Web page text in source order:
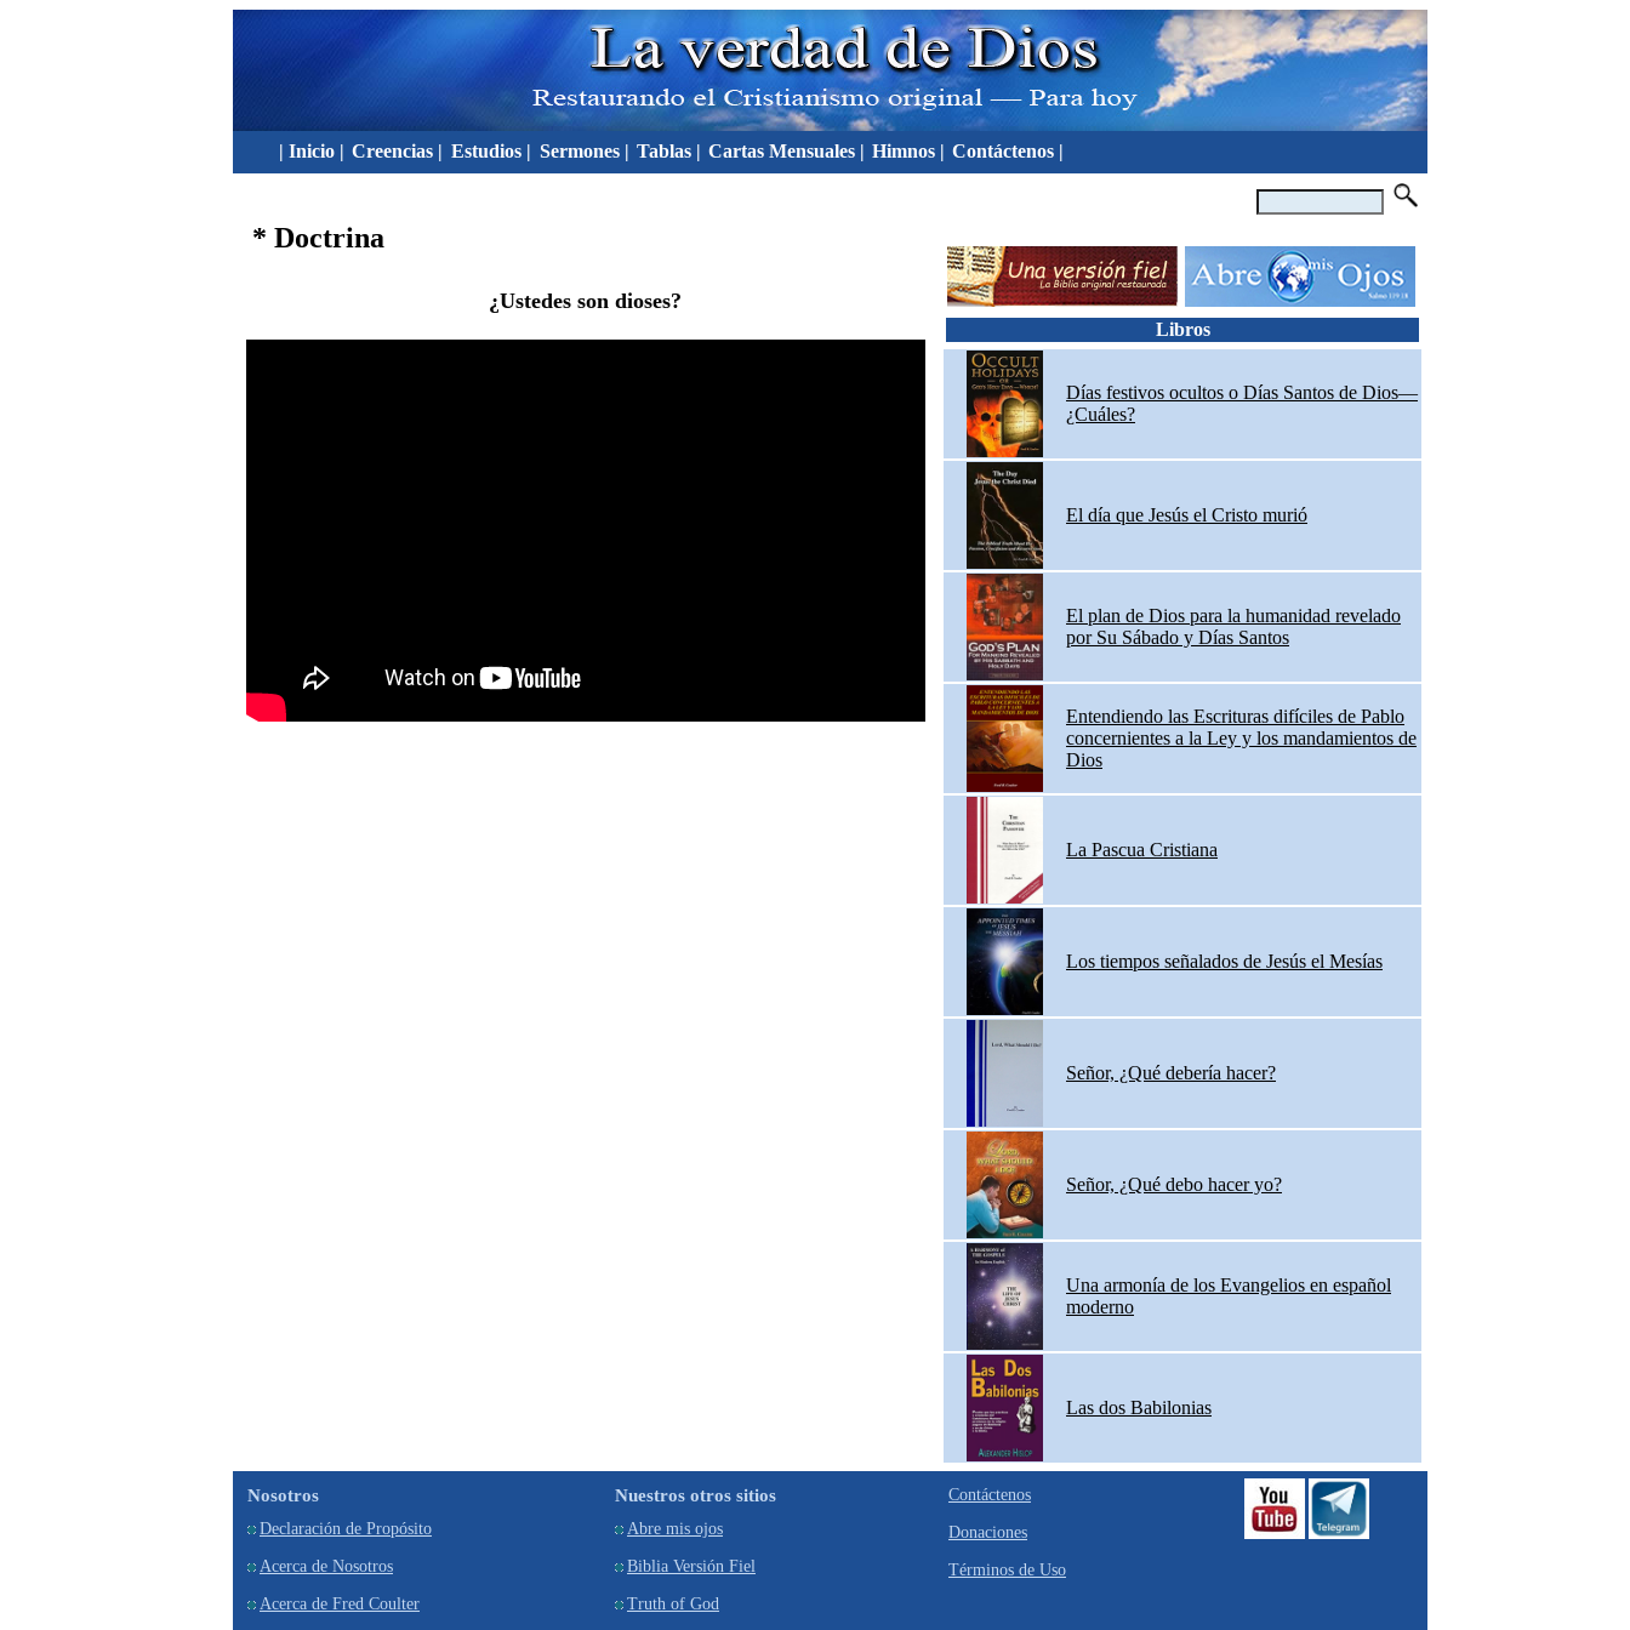
| Inicio | Creencias | Estudios | Sermones | Tablas | Cartas Mensuales | Himnos | Contáctenos |
* Doctrina
¿Ustedes son dioses?
Libros
Días festivos ocultos o Días Santos de Dios—
¿Cuáles?
El día que Jesús el Cristo murió
El plan de Dios para la humanidad revelado
por Su Sábado y Días Santos
Entendiendo las Escrituras difíciles de Pablo
concernientes a la Ley y los mandamientos de
Dios
La Pascua Cristiana
Los tiempos señalados de Jesús el Mesías
Señor, ¿Qué debería hacer?
Señor, ¿Qué debo hacer yo?
Una armonía de los Evangelios en español
moderno
Las dos Babilonias
Nosotros
Declaración de Propósito
Acerca de Nosotros
Acerca de Fred Coulter
Nuestros otros sitios
Abre mis ojos
Biblia Versión Fiel
Truth of God
Contáctenos
Donaciones
Términos de Uso